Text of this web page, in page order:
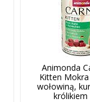
Animonda
Kitten
wołowiną,
królikiem